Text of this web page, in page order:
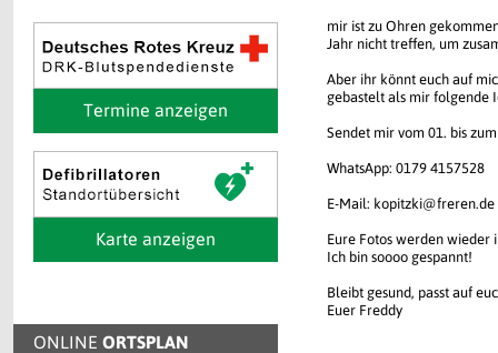
Termine anzeigen
Karte anzeigen
ONLINE ORTSPLAN
mir ist zu Ohren
Jahr nicht treffen, um
Aber ihr könnt euch auf
gebastelt als mir folgende
Sendet mir vom 01. bis
WhatsApp: 0179 4157528
E-Mail: kopitzki@freren.de
Eure Fotos werden
Ich bin soooo gespannt!
Bleibt gesund, passt auf
Euer Freddy